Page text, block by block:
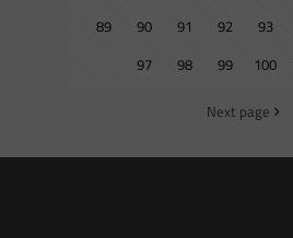
89
90 91 92 93
97
98 99 100
Next page